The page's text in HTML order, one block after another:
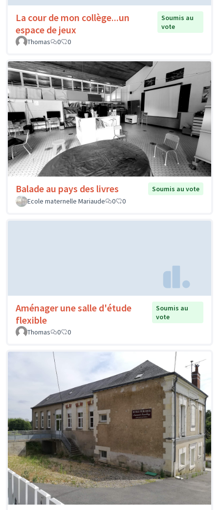
La cour de mon collège...un
espace de jeux
Soumis au
vote
Thomas
0 0
Balade au pays des livres
Soumis au vote
Ecole maternelle Mariaude
0 0
Aménager une salle d'étude
flexible
Soumis au
vote
Thomas
0 0